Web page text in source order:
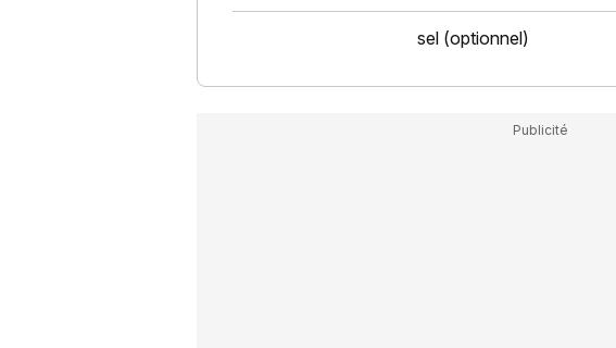
sel (optionnel)